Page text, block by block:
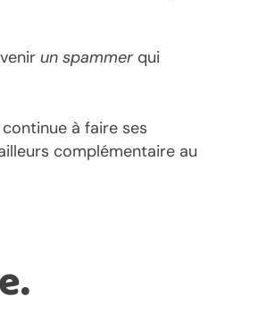
un spammer qui
à faire ses
complémentaire au